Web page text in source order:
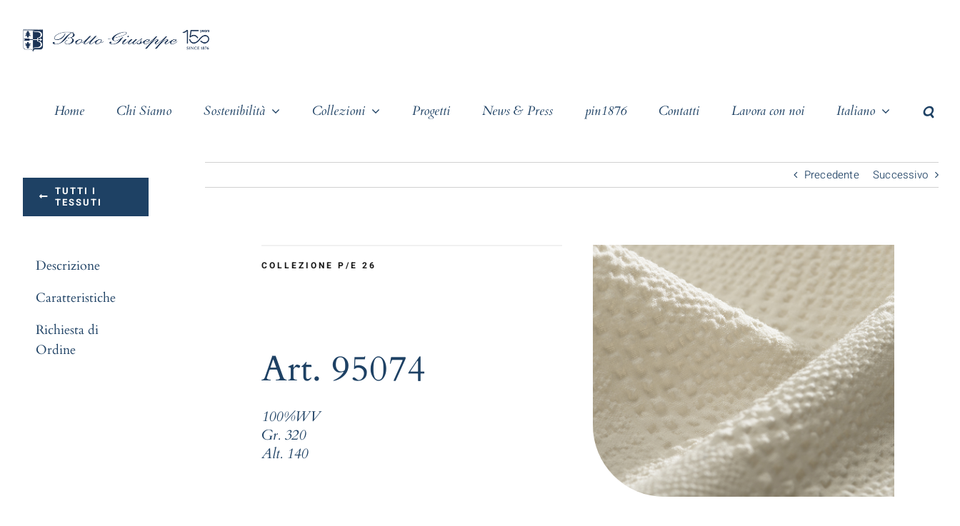
contenuto
Home Chi Siamo Sostenibilità Collezioni Progetti News & Press pin1876 Contatti Lavora con noi Italiano
Precedente Successivo
COLLEZIONE P/E 26
Art. 95074
100%WV
Gr. 320
Alt. 140
TUTTI I
TESSUTI
Descrizione
Caratteristiche
Richiesta di
Ordine